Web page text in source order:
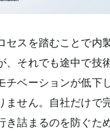
セスを踏むことで内
、それでも途中で技
チベーションが低下
ません。自社だけで
き詰まるのを防ぐた